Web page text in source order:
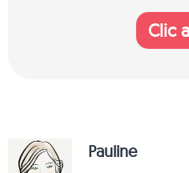
Clic
Pauline